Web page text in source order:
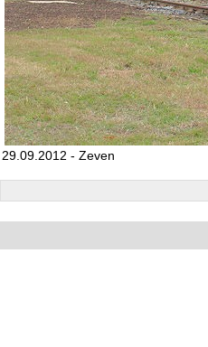
29.09.2012 - Zeven